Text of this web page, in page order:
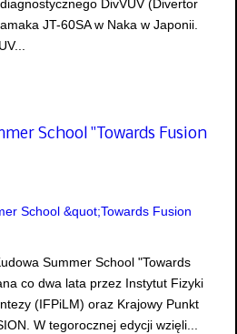
DivVUV (Divertor
JT-60SA w Naka w Japonii.
School "Towards Fusion
Summer School "Towards
co dwa lata przez Instytut Fizyki
(IFPiLM) oraz Krajowy Punkt
W tegorocznej edycji wzięli...